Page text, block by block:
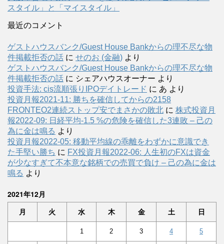
スタイル」と「マイスタイル」
最近のコメント
ゲストハウスバンク/Guest House Bankからの理不尽な物
件掲載拒否の話 に せのお (金融) より
ゲストハウスバンク/Guest House Bankからの理不尽な物
件掲載拒否の話 に シェアハウスオーナー より
投資手法: cis流順張りIPOデイトレード に あ より
投資月報2021-11: 勝ちを確信してからの2158
FRONTEO2連続ストップ安でまさかの敗北 に 株式投資月
報2022-09: 日経平均-1.5 %の危険を確信した3連敗 – 己の
為に金は鳴る より
投資月報2022-05: 移動平均線の乖離をわずかに意識でき
た手堅い勝ち に FX投資月報2022-06: 人生初のFXは資金
が少なすぎて不本意な銘柄での売買で負け – 己の為に金は
鳴る より
2021年12月
月 火 水 木 金 土 日
1 2 3 4 5